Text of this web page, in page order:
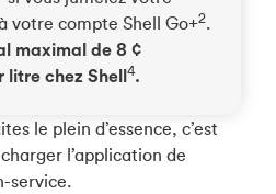
votre compte Shell Go+2.
maximal de 8 ¢
litre chez Shell4.
le plein d’essence, c’est
l’application de
service.